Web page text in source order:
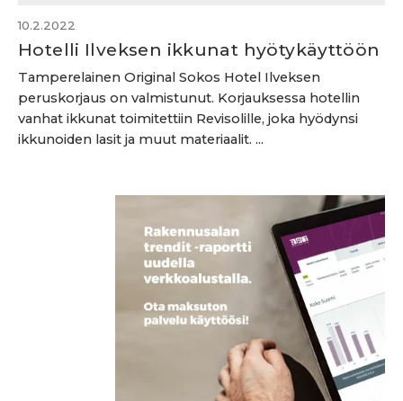
10.2.2022
Hotelli Ilveksen ikkunat hyötykäyttöön
Tamperelainen Original Sokos Hotel Ilveksen
peruskorjaus on valmistunut. Korjauksessa hotellin
vanhat ikkunat toimitettiin Revisolille, joka hyödynsi
ikkunoiden lasit ja muut materiaalit. ...